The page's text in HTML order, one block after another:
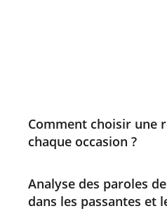
Comment choisir une
chaque occasion ?
Analyse des paroles
dans les passantes et